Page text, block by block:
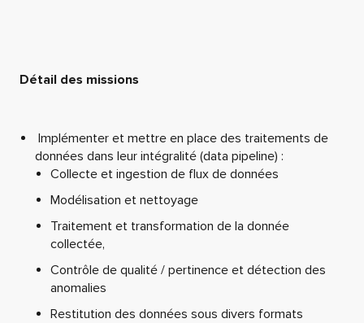
Détail des missions
Implémenter et mettre en place des traitements de
données dans leur intégralité (data pipeline) :
Collecte et ingestion de flux de données
Modélisation et nettoyage
Traitement et transformation de la donnée
collectée,
Contrôle de qualité / pertinence et détection des
anomalies
Restitution des données sous divers formats